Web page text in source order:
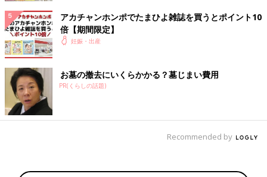
アカチャンホンポでたまひよ雑誌を買うとポイント10
倍【期間限定】
妊娠・出産
お墓の撤去にいくらかかる？墓じまい費用
PR(くらしの話題)
Recommended by